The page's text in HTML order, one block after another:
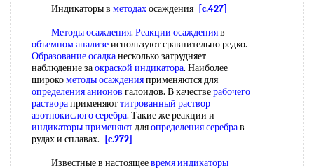
Индикаторы в методахосаждения [c.427]
Методы осаждения. Реакции осажденияв
объемном анализеиспользуют сравнительно редко.
Образование осадканесколько затрудняет
наблюдение заокраской индикатора. Наиболее
широкометоды осажденияприменяются для
определения анионов галоидов. В качестверабочего
раствораприменяюттитрованный раствор
азотнокислого серебра. Такие же реакции и
индикаторы применяютдляопределения серебрав
рудах и сплавах.
[c.272]
Известные в настоящеевремя индикаторы